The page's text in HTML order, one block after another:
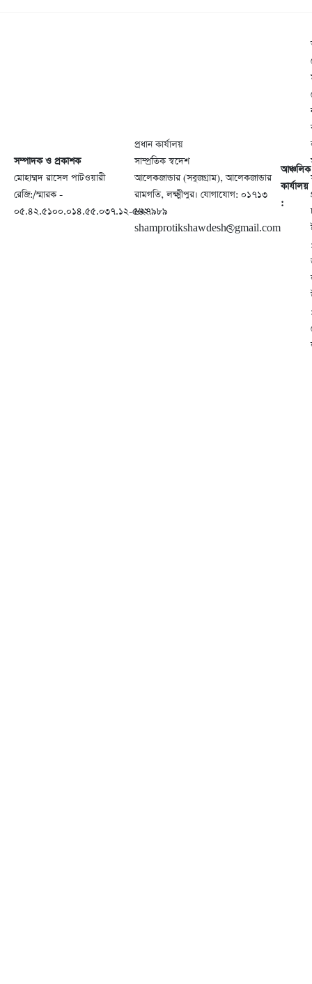
সম্পাদক ও প্রকাশক
মোহাম্মদ রাসেল পাটওয়ারী
রেজি:/স্মারক -
০৫.৪২.৫১০০.০১৪.৫৫.০৩৭.১২-৫৬২
প্রধান কার্যালয়
সাম্প্রতিক স্বদেশ
আলেকজান্ডার (সবুজগ্রাম), আলেকজান্ডার
রামগতি, লক্ষ্মীপুর। যোগাযোগ: ০১৭১৩
৬২৭৯৮৯
shamprotikshawdesh@gmail.com
আঞ্চলিক
কার্যালয়
: